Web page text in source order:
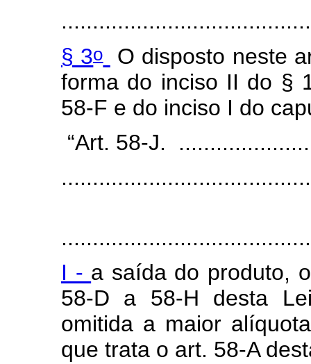
§ 3o
O disposto neste
forma do inciso II do §
58-F e do inciso I do
“Art. 58-J.
I - a saída do produto,
58-D a 58-H desta
omitida a maior
que trata o art. 58-A